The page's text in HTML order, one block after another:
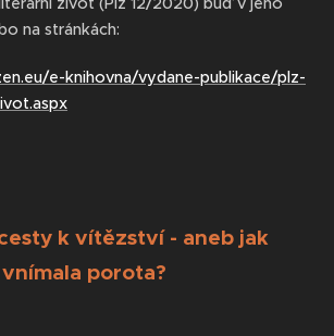
na stránkách:
e-knihovna/vydane-publikace/plz-
k vítězství - aneb jak
porota?